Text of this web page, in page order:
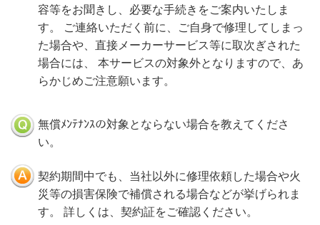
容等をお聞きし、必要な手続きをご案内いたしま
す。 ご連絡いただく前に、ご自身で修理してしまっ
た場合や、直接メーカーサービス等に取次ぎされた
場合には、 本サービスの対象外となりますので、あ
らかじめご注意願います。
無償ﾒﾝﾃﾅﾝｽの対象とならない場合を教えてくださ
い。
契約期間中でも、当社以外に修理依頼した場合や火
災等の損害保険で補償される場合などが挙げられま
す。 詳しくは、契約証をご確認ください。